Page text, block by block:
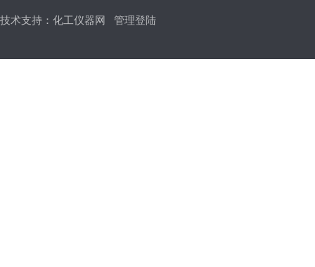
技术支持： 化工仪器网 管理登陆